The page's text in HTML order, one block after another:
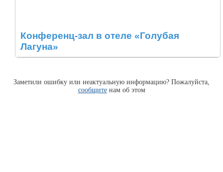
Конференц-зал в отеле «Голубая
Лагуна»
Заметили ошибку или неактуальную информацию? Пожалуйста,
сообщитенам об этом